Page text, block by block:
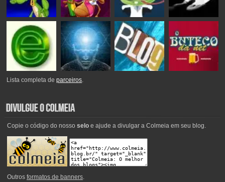
Lista completa deparceiros.
Copie o código do nosso seloe ajude a divulgar a Colmeia em seu blog.
Outros formatos de banners.